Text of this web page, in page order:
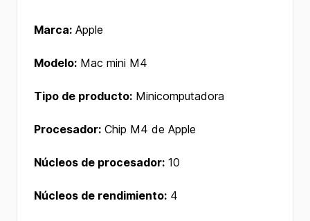
Marca: Apple
Modelo: Mac mini M4
Tipo de producto: Minicomputadora
Procesador: Chip M4 de Apple
Núcleos de procesador: 10
Núcleos de rendimiento: 4